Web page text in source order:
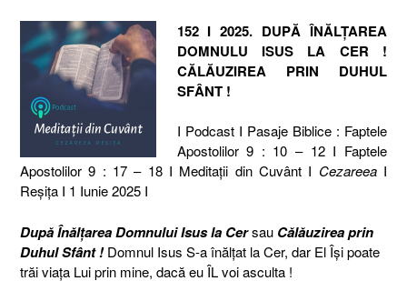
152 I 2025. DUPĂ ÎNĂLȚAREA
DOMNULU ISUS LA CER !
CĂLĂUZIREA PRIN DUHUL
SFÂNT !
I Podcast I Pasaje Biblice : Faptele
Apostolilor 9 : 10 – 12 I Faptele
Apostolilor 9 : 17 – 18 I Meditaţii din Cuvânt I CezareeaI
Reşiţa I 1 Iunie 2025 I
După Înălțarea Domnului Isus la Cersau Călăuzirea prin
Duhul Sfânt !Domnul Isus S-a înălțat la Cer, dar El Își poate
trăi viața Lui prin mine, dacă eu ÎL voi asculta !